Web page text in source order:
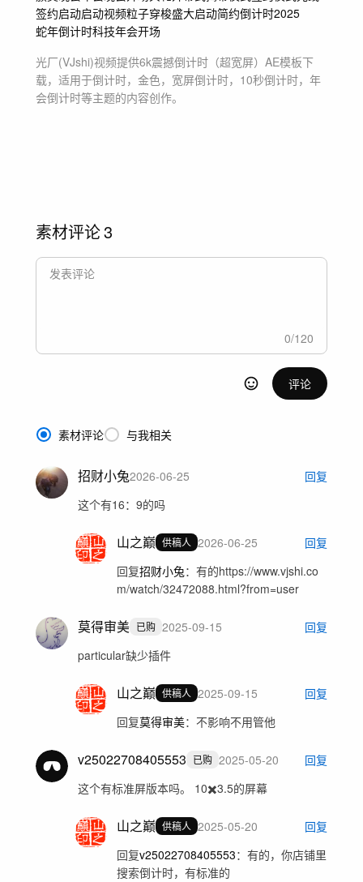
签约启动启动视频粒子穿梭盛大启动简约倒计时2025
蛇年倒计时科技年会开场
光厂(VJshi)视频提供6k震撼倒计时（超宽屏） AE模板下
载，适用于倒计时，金色，宽屏倒计时，10秒倒计时，年
会倒计时等主题的内容创作。
素材评论3
0/120
评论
素材评论 与我相关
招财小兔2026-06-25
回复
这个有16：9的吗
山之巅 供稿人 2026-06-25
回复
回复招财小兔： 有的https://www.vjshi.co
m/watch/32472088.html?from=user
莫得审美 已购 2025-09-15
回复
particular缺少插件
山之巅 供稿人 2025-09-15
回复
回复莫得审美： 不影响不用管他
v25022708405553 已购 2025-05-20
回复
这个有标准屏版本吗。 10✖️3.5的屏幕
山之巅 供稿人 2025-05-20
回复
回复v25022708405553： 有的，你店铺里
搜索倒计时，有标准的